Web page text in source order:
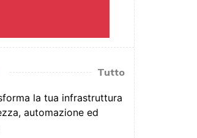
Tutto
la tua infrastruttura
automazione ed